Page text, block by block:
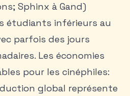
Sphinx à Gand)
étudiants inférieurs au
parfois des jours
Les économies
pour les cinéphiles:
global représente